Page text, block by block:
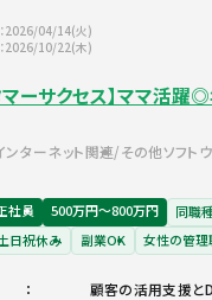
2026/04/14(火)
2026/10/22(木)
マーサクセス】ママ活
ンターネット関連 その他ソフト
社員 500万円〜800万円 同職
日祝休み
副業OK 女性の管理
顧客の活用支援と